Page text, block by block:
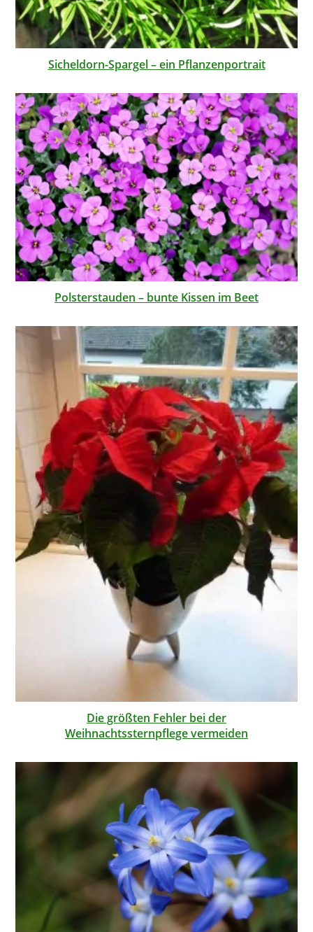
Sicheldorn-Spargel – ein Pflanzenportrait
Polsterstauden – bunte Kissen im Beet
Die größten Fehler bei der
Weihnachtssternpflege vermeiden